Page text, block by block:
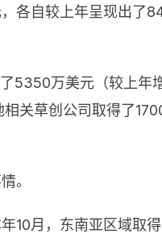
各自较上年呈现出了
5350万美元（较上年
关草创公司取得了
。
10月，东南亚区域取